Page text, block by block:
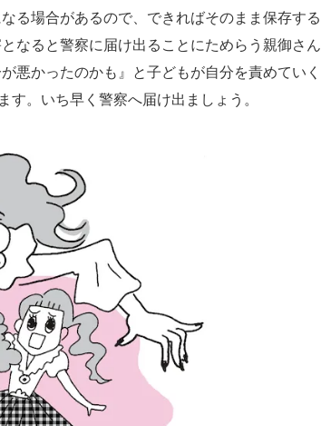
る場合があるので、できればそのまま保存する
なると警察に届け出ることにためらう親御さん
悪かったのかも』と子どもが自分を責めていく
す。いち早く警察へ届け出ましょう。